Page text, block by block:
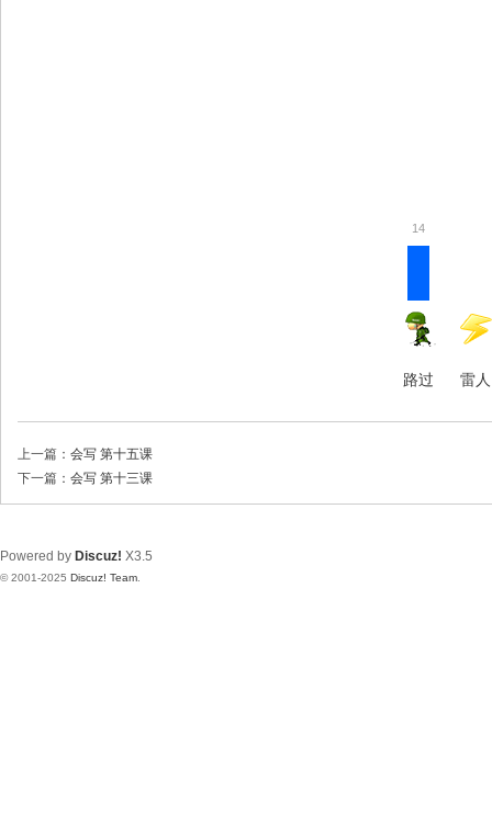
14
路过 雷人
上一篇： 会写 第十五课
下一篇： 会写 第十三课
Powered by Discuz! X3.5
© 2001-2025 Discuz! Team